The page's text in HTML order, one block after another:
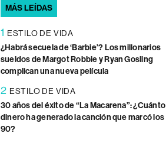
MÁS LEÍDAS
1 ESTILO DE VIDA
¿Habrá secuela de ‘Barbie’? Los millonarios
sueldos de Margot Robbie y Ryan Gosling
complican una nueva película
2 ESTILO DE VIDA
30 años del éxito de “La Macarena”: ¿Cuánto
dinero ha generado la canción que marcó los
90?